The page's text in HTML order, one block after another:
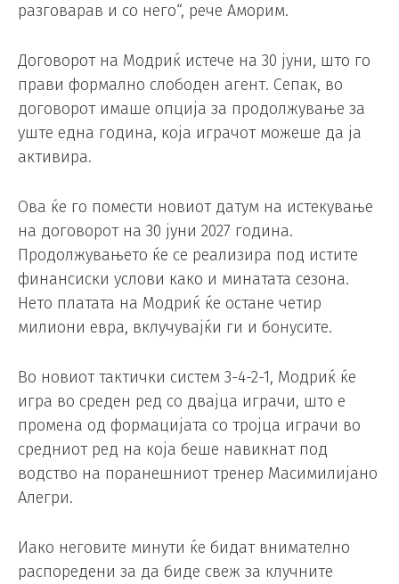
разговарав и со него“, рече Аморим.
Договорот на Модриќ истече на 30 јуни, што го
прави формално слободен агент. Сепак, во
договорот имаше опција за продолжување за
уште една година, која играчот можеше да ја
активира.
Ова ќе го помести новиот датум на истекување
на договорот на 30 јуни 2027 година.
Продолжувањето ќе се реализира под истите
финансиски услови како и минатата сезона.
Нето платата на Модриќ ќе остане четир
милиони евра, вклучувајќи ги и бонусите.
Во новиот тактички систем 3-4-2-1, Модриќ ќе
игра во среден ред со двајца играчи, што е
промена од формацијата со тројца играчи во
средниот ред на која беше навикнат под
водство на поранешниот тренер Масимилијано
Алегри.
Иако неговите минути ќе бидат внимателно
распоредени за да биде свеж за клучните